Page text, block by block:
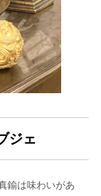
ジェ
鍮は味わいがあ